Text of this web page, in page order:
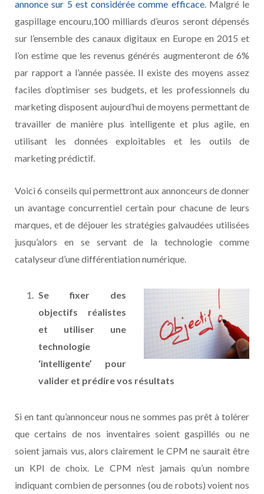
annonce sur 5 est considérée comme efficace. Malgré le
gaspillage encouru,100 milliards d’euros seront dépensés
sur l’ensemble des canaux digitaux en Europe en 2015 et
l’on estime que les revenus générés augmenteront de 6%
par rapport a l’année passée. Il existe des moyens assez
faciles d’optimiser ses budgets, et les professionnels du
marketing disposent aujourd’hui de moyens permettant de
travailler de manière plus intelligente et plus agile, en
utilisant les données exploitables et les outils de
marketing prédictif.
Voici 6 conseils qui permettront aux annonceurs de donner
un avantage concurrentiel certain pour chacune de leurs
marques, et de déjouer les stratégies galvaudées utilisées
jusqu’alors en se servant de la technologie comme
catalyseur d’une différentiation numérique.
Se fixer des
objectifs réalistes
et utiliser une
technologie
‘intelligente’ pour
valider et prédire vos résultats
Si en tant qu’annonceur nous ne sommes pas prêt à tolérer
que certains de nos inventaires soient gaspillés ou ne
soient jamais vus, alors clairement le CPM ne saurait être
un KPI de choix. Le CPM n’est jamais qu’un nombre
indiquant combien de personnes (ou de robots) voient nos